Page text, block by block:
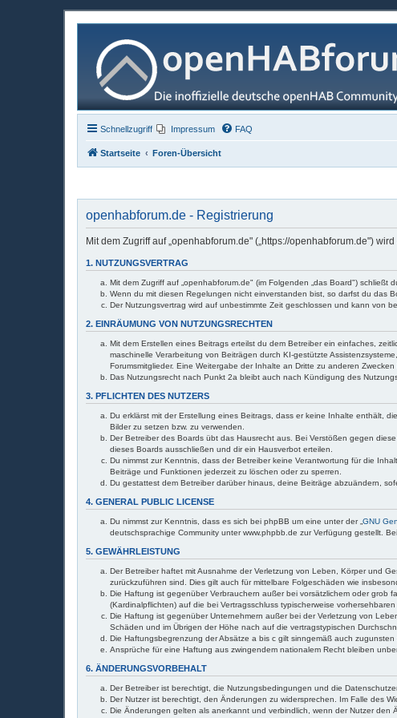
Schnellzugriff Impressum FAQ
Startseite Foren-Übersicht
openhabforum.de - Registrierung
Mit dem Zugriff auf „openhabforum.de" („https://openhabforum.de")
1. NUTZUNGSVERTRAG
Mit dem Zugriff auf „openhabforum.de" (im Folgenden „das Board")
Wenn du mit diesen Regelungen nicht einverstanden bist, so darfst du das
Der Nutzungsvertrag wird auf unbestimmte Zeit geschlossen und kann von
2. EINRÄUMUNG VON NUTZUNGSRECHTEN
Mit dem Erstellen eines Beitrags erteilst du dem Betreiber ein einfaches,
maschinelle Verarbeitung von Beiträgen durch KI-gestützte
Forumsmitglieder. Eine Weitergabe der Inhalte an Dritte zu anderen Zwecken
Das Nutzungsrecht nach Punkt 2a bleibt auch nach Kündigung des
3. PFLICHTEN DES NUTZERS
Du erklärst mit der Erstellung eines Beitrags, dass er keine Inhalte enthält,
Bilder zu setzen bzw. zu verwenden.
Der Betreiber des Boards übt das Hausrecht aus. Bei Verstößen gegen
dieses Boards ausschließen und dir ein Hausverbot erteilen.
Du nimmst zur Kenntnis, dass der Betreiber keine Verantwortung für die
Beiträge und Funktionen jederzeit zu löschen oder zu sperren.
Du gestattest dem Betreiber darüber hinaus, deine Beiträge abzuändern,
4. GENERAL PUBLIC LICENSE
Du nimmst zur Kenntnis, dass es sich bei phpBB um eine unter der „ GNU
deutschsprachige Community unter www.phpbb.de zur Verfügung gestellt.
5. GEWÄHRLEISTUNG
Der Betreiber haftet mit Ausnahme der Verletzung von Leben, Körper und
zurückzuführen sind. Dies gilt auch für mittelbare Folgeschäden wie
Die Haftung ist gegenüber Verbrauchern außer bei vorsätzlichem oder grob
(Kardinalpflichten) auf die bei Vertragsschluss typischerweise
Die Haftung ist gegenüber Unternehmern außer bei der Verletzung von
Schäden und im Übrigen der Höhe nach auf die vertragstypischen
Die Haftungsbegrenzung der Absätze a bis c gilt sinngemäß auch
Ansprüche für eine Haftung aus zwingendem nationalem Recht bleiben
6. ÄNDERUNGSVORBEHALT
Der Betreiber ist berechtigt, die Nutzungsbedingungen und die
Der Nutzer ist berechtigt, den Änderungen zu widersprechen. Im Falle des
Die Änderungen gelten als anerkannt und verbindlich, wenn der Nutzer den